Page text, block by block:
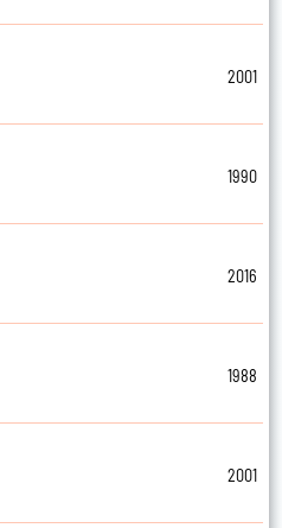
2001
1990
2016
1988
2001